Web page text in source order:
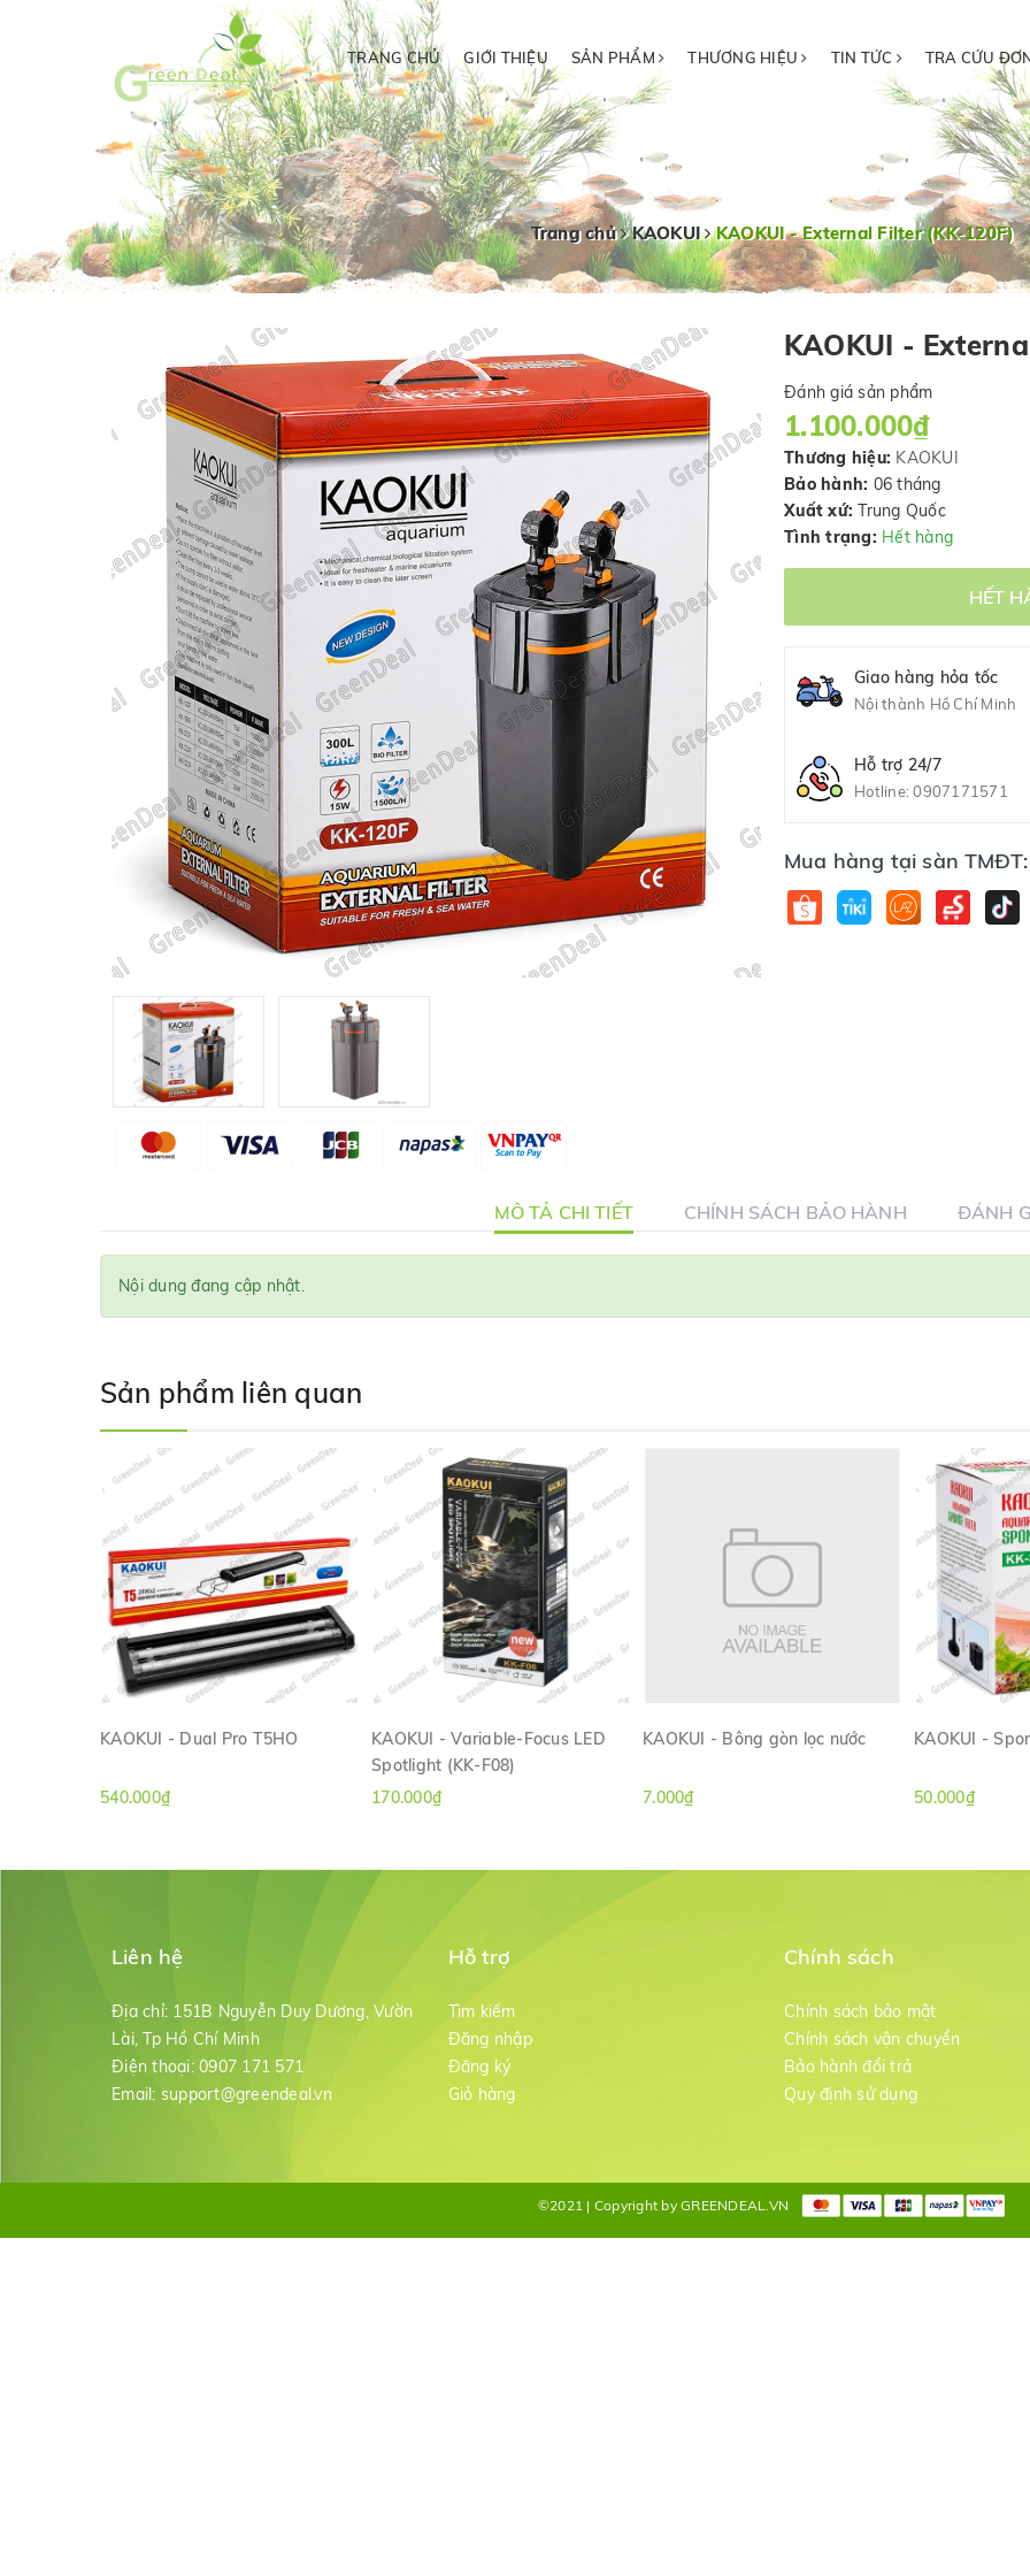
TRANG CHỦ GIỚI THIỆU SẢN PHẨM THƯƠNG HIỆU TIN TỨC TRA CỨU
Trang chủ KAOKUI KAOKUI - External Filter (KK-120F)
KAOKUI -
Đánh giá sản phẩm
1.100.000₫
Thương hiệu: KAOKUI
Bảo hành: 06 tháng
Xuất xứ: Trung Quốc
Tình trạng: Hết hàng
HẾT
Giao hàng hỏa tốc
Nội thành Hồ Chí Minh
Hỗ trợ 24/7
Hotline:0907171571
Mua hàng tại sàn TMĐT:
MÔ TẢ CHI TIẾT CHÍNH SÁCH BẢO HÀNH ĐÁNH
Nội dung đang cập nhật.
Sản phẩm liên quan
KAOKUI - Dual Pro T5HO
540.000₫
KAOKUI - Variable-Focus LED
Spotlight (KK-F08)
170.000₫
KAOKUI - Bông gòn lọc nước
7.000₫
KAOKUI -
50.000₫
Liên hệ
Địa chỉ: 151B Nguyễn Duy Dương, Vườn
Lài, Tp Hồ Chí Minh
Điện thoại: 0907 171 571
Email: support@greendeal.vn
Hỗ trợ
Tìm kiếm
Đăng nhập
Đăng ký
Giỏ hàng
Chính sách
Chính sách bảo mật
Chính sách vận chuyển
Bảo hành đổi trả
Quy định sử dụng
©2021 | Copyright by GREENDEAL.VN